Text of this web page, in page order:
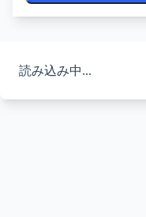
読み込み中...